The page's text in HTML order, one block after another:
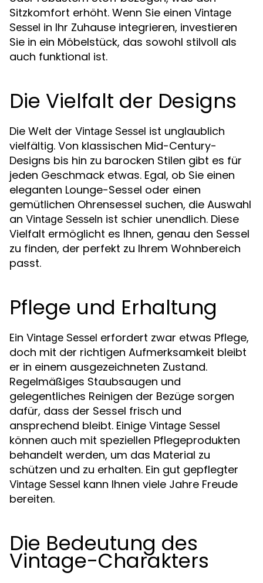
Sitzkomfort erhöht. Wenn Sie einen Vintage
Sessel in Ihr Zuhause integrieren, investieren
Sie in ein Möbelstück, das sowohl stilvoll als
auch funktional ist.
Die Vielfalt der Designs
Die Welt der Vintage Sessel ist unglaublich
vielfältig. Von klassischen Mid-Century-
Designs bis hin zu barocken Stilen gibt es für
jeden Geschmack etwas. Egal, ob Sie einen
eleganten Lounge-Sessel oder einen
gemütlichen Ohrensessel suchen, die Auswahl
an Vintage Sesseln ist schier unendlich. Diese
Vielfalt ermöglicht es Ihnen, genau den Sessel
zu finden, der perfekt zu Ihrem Wohnbereich
passt.
Pflege und Erhaltung
Ein Vintage Sessel erfordert zwar etwas Pflege,
doch mit der richtigen Aufmerksamkeit bleibt
er in einem ausgezeichneten Zustand.
Regelmäßiges Staubsaugen und
gelegentliches Reinigen der Bezüge sorgen
dafür, dass der Sessel frisch und
ansprechend bleibt. Einige Vintage Sessel
können auch mit speziellen Pflegeprodukten
behandelt werden, um das Material zu
schützen und zu erhalten. Ein gut gepflegter
Vintage Sessel kann Ihnen viele Jahre Freude
bereiten.
Die Bedeutung des
Vintage-Charakters